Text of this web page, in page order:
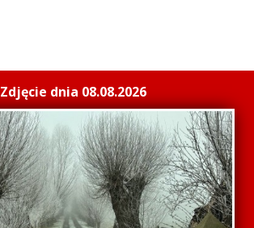
Zdjęcie dnia 08.08.2026